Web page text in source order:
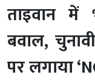
ताइवान में
बवाल,
पर लगाया